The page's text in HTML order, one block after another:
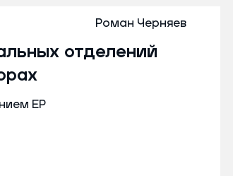
Роман Черняев
отделений